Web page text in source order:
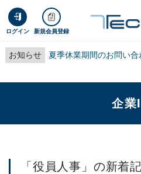
ログイン 新規会員登録
お知らせ 夏季休業期間のお問い
企業
「役員人事」の新着